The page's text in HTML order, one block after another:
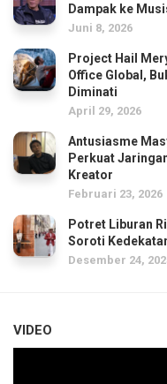
Dampak ke
Juni 8, 2026
Project Hail
Office Global,
Diminati
April 29, 2026
Antusiasme
Perkuat
Kreator
Februari 23, 2026
Potret Liburan
Soroti
Desember 24,
VIDEO